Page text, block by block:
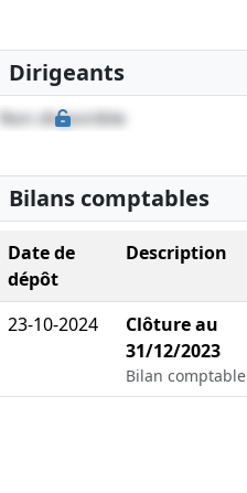
Dirigeants
Non disponible
Bilans comptables
Date de
dépôt
Description
23-10-2024
Clôture au
31/12/2023
Bilan comptable